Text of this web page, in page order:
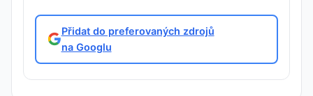
Přidat do preferovaných zdrojů
na Googlu